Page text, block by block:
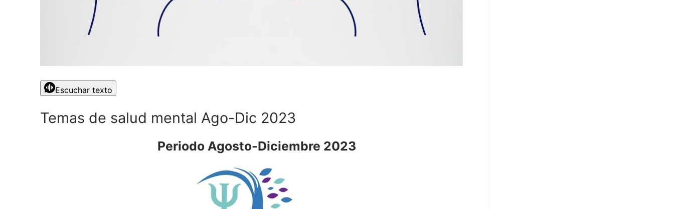
Escuchar texto
Temas de salud mental Ago-Dic 2023
Periodo Agosto-Diciembre 2023